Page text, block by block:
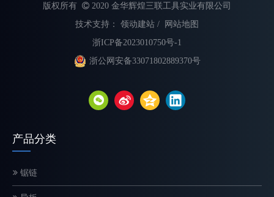
选择合适的链锯链对于最大限度地提高切割速度、提高安全性和延
版权所有  2020 金华辉煌三联工具实业有限公司
技术支持： 领动建站 /
网站地图
浙ICP备2023010750号-1
浙公网安备33071802889370号
产品分类
锯链